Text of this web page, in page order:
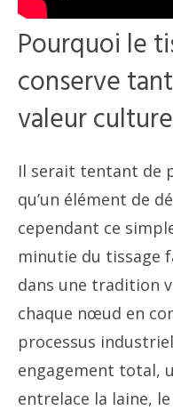
Pourquoi le
conserve
valeur
Il serait tentant de
qu’un élément de
cependant ce
minutie du tissage
dans une tradition
chaque nœud en
processus
engagement total,
entrelace la laine,